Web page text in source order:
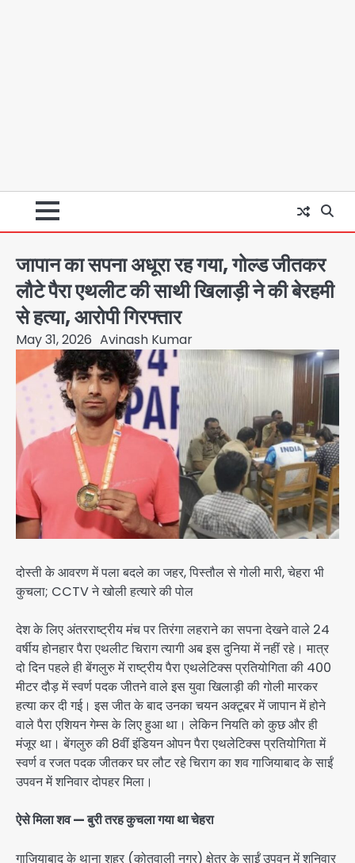
जापान का सपना अधूरा रह गया, गोल्ड जीतकर
लौटे पैरा एथलीट की साथी खिलाड़ी ने की बेरहमी
से हत्या, आरोपी गिरफ्तार
May 31, 2026 Avinash Kumar
दोस्ती के आवरण में पला बदले का जहर, पिस्तौल से गोली मारी, चेहरा भी
कुचला; CCTV ने खोली हत्यारे की पोल
देश के लिए अंतरराष्ट्रीय मंच पर तिरंगा लहराने का सपना देखने वाले 24
वर्षीय होनहार पैरा एथलीट चिराग त्यागी अब इस दुनिया में नहीं रहे। मात्र
दो दिन पहले ही बेंगलुरु में राष्ट्रीय पैरा एथलेटिक्स प्रतियोगिता की 400
मीटर दौड़ में स्वर्ण पदक जीतने वाले इस युवा खिलाड़ी की गोली मारकर
हत्या कर दी गई। इस जीत के बाद उनका चयन अक्टूबर में जापान में होने
वाले पैरा एशियन गेम्स के लिए हुआ था। लेकिन नियति को कुछ और ही
मंजूर था। बेंगलुरु की 8वीं इंडियन ओपन पैरा एथलेटिक्स प्रतियोगिता में
स्वर्ण व रजत पदक जीतकर घर लौट रहे चिराग का शव गाजियाबाद के साईं
उपवन में शनिवार दोपहर मिला।
ऐसे मिला शव — बुरी तरह कुचला गया था चेहरा
गाजियाबाद के थाना शहर (कोतवाली नगर) क्षेत्र के साईं उपवन में शनिवार